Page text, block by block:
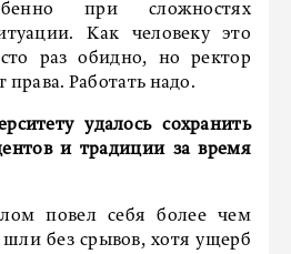
при сложностях
Как человеку это
раз обидно, но ректор
Работать надо.
удалось сохранить
и традиции за время
повел себя более чем
без срывов, хотя ущерб